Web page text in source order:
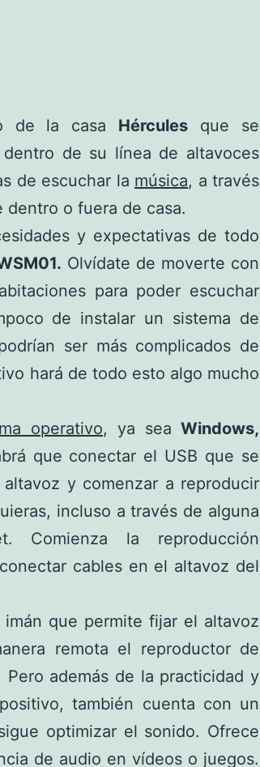
de la casa Hércules que se
de su línea de altavoces
de escuchar la música, a través
o fuera de casa.
y expectativas de todo
Olvídate de moverte con
para poder escuchar
de instalar un sistema de
ser más complicados de
hará de todo esto algo mucho
operativo, ya sea Windows,
que conectar el USB que se
y comenzar a reproducir
incluso a través de alguna
Comienza la reproducción
cables en el altavoz del
que permite fijar el altavoz
remota el reproductor de
además de la practicidad y
también cuenta con un
optimizar el sonido. Ofrece
de audio en vídeos o juegos.